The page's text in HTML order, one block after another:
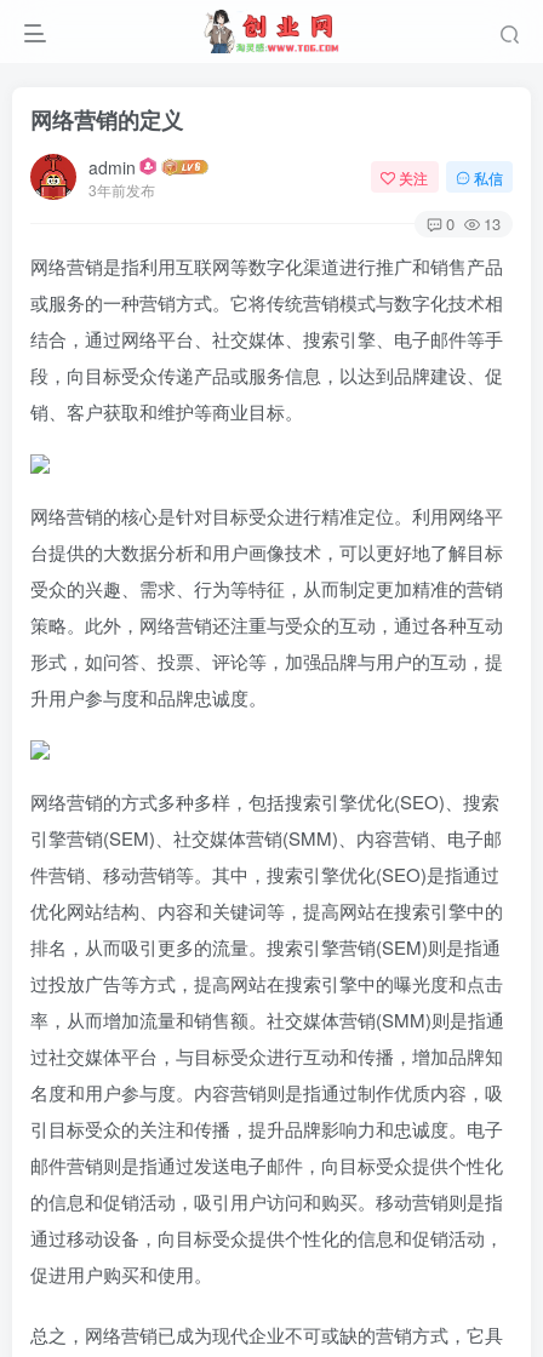
网络营销的定义
admin
3年前发布
关注 私信
0 13
网络营销是指利用互联网等数字化渠道进行推广和销售产品
或服务的一种营销方式。它将传统营销模式与数字化技术相
结合，通过网络平台、社交媒体、搜索引擎、电子邮件等手
段，向目标受众传递产品或服务信息，以达到品牌建设、促
销、客户获取和维护等商业目标。
网络营销的核心是针对目标受众进行精准定位。利用网络平
台提供的大数据分析和用户画像技术，可以更好地了解目标
受众的兴趣、需求、行为等特征，从而制定更加精准的营销
策略。此外，网络营销还注重与受众的互动，通过各种互动
形式，如问答、投票、评论等，加强品牌与用户的互动，提
升用户参与度和品牌忠诚度。
网络营销的方式多种多样，包括搜索引擎优化(SEO)、搜索
引擎营销(SEM)、社交媒体营销(SMM)、内容营销、电子邮
件营销、移动营销等。其中，搜索引擎优化(SEO)是指通过
优化网站结构、内容和关键词等，提高网站在搜索引擎中的
排名，从而吸引更多的流量。搜索引擎营销(SEM)则是指通
过投放广告等方式，提高网站在搜索引擎中的曝光度和点击
率，从而增加流量和销售额。社交媒体营销(SMM)则是指通
过社交媒体平台，与目标受众进行互动和传播，增加品牌知
名度和用户参与度。内容营销则是指通过制作优质内容，吸
引目标受众的关注和传播，提升品牌影响力和忠诚度。电子
邮件营销则是指通过发送电子邮件，向目标受众提供个性化
的信息和促销活动，吸引用户访问和购买。移动营销则是指
通过移动设备，向目标受众提供个性化的信息和促销活动，
促进用户购买和使用。
总之，网络营销已成为现代企业不可或缺的营销方式，它具